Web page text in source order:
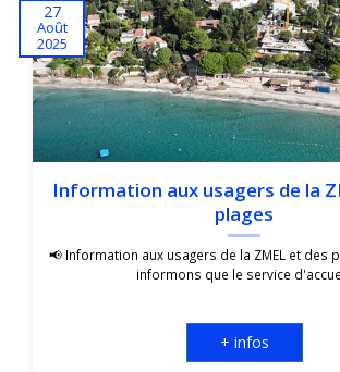
27
Août
2025
Information aux usagers de la
plages
📢 Information aux usagers de la ZMEL et des
informons que le service
+ infos